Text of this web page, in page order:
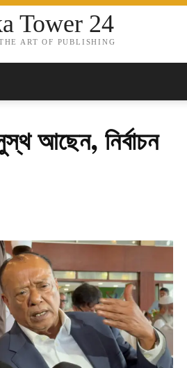
Tower 24
ART OF PUBLISHING
আছেন, নির্বাচন